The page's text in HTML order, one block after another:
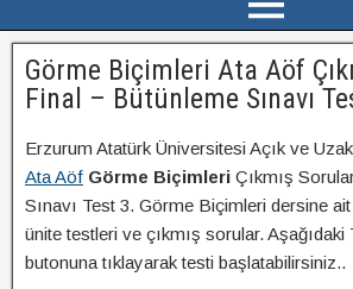
Görme Biçimleri Ata Aöf
Final – Bütünleme Sınavı
Erzurum Atatürk Üniversitesi Açık ve
Ata Aöf Görme Biçimleri Çıkmış
Sınavı Test 3. Görme Biçimleri dersine
ünite testleri ve çıkmış sorular. Aşağıdaki
butonuna tıklayarak testi başlatabilirsiniz..